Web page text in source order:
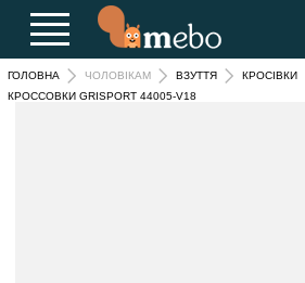
ГОЛОВНА ЧОЛОВІКАМ ВЗУТТЯ
КРОСІВКИ
КРОССОВКИ GRISPORT 44005-V18